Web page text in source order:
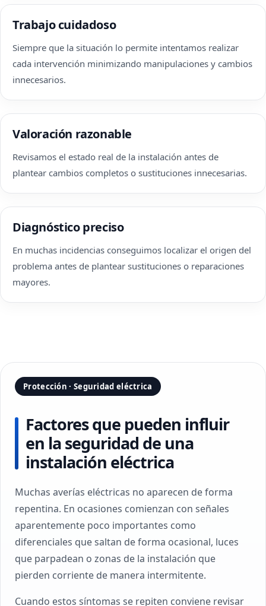
Trabajo cuidadoso
Siempre que la situación lo permite intentamos realizar
cada intervención minimizando manipulaciones y cambios
innecesarios.
Valoración razonable
Revisamos el estado real de la instalación antes de
plantear cambios completos o sustituciones innecesarias.
Diagnóstico preciso
En muchas incidencias conseguimos localizar el origen del
problema antes de plantear sustituciones o reparaciones
mayores.
Protección · Seguridad eléctrica
Factores que pueden influir
en la seguridad de una
instalación eléctrica
Muchas averías eléctricas no aparecen de forma
repentina. En ocasiones comienzan con señales
aparentemente poco importantes como
diferenciales que saltan de forma ocasional, luces
que parpadean o zonas de la instalación que
pierden corriente de manera intermitente.
Cuando estos síntomas se repiten conviene revisar